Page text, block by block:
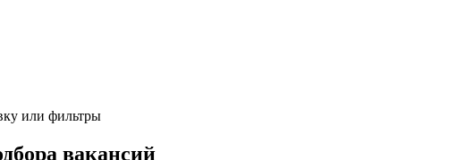
или фильтры
вакансий